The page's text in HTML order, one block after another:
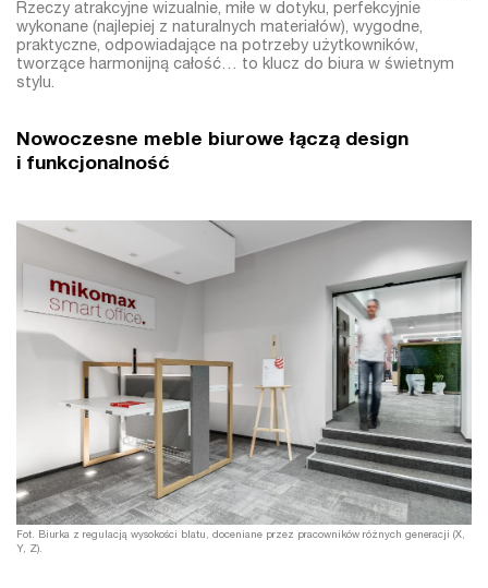
Rzeczy atrakcyjne wizualnie, miłe w dotyku, perfekcyjnie
wykonane (najlepiej z naturalnych materiałów), wygodne,
praktyczne, odpowiadające na potrzeby użytkowników,
tworzące harmonijną całość… to klucz do biura w świetnym
stylu.
Nowoczesne meble biurowe łączą design
i funkcjonalność
Fot. Biurka z regulacją wysokości blatu, doceniane przez pracowników różnych generacji (X,
Y, Z).